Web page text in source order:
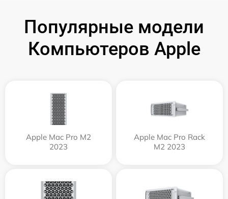
Популярные модели
Компьютеров Apple
Apple Mac Pro M2
2023
Apple Mac Pro Rack
M2 2023